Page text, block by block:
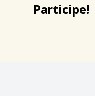
Participe!